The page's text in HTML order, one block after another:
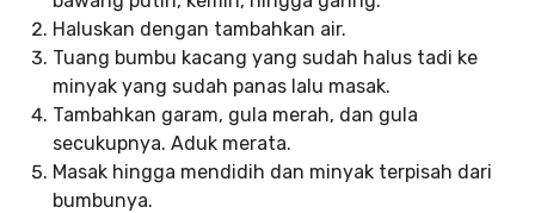
Haluskan dengan tambahkan air.
Tuang bumbu kacang yang sudah halus tadi ke
minyak yang sudah panas lalu masak.
Tambahkan garam, gula merah, dan gula
secukupnya. Aduk merata.
Masak hingga mendidih dan minyak terpisah dari
bumbunya.